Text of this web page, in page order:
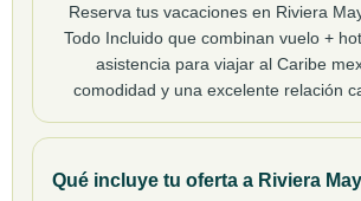
Reserva tus vacaciones en Riviera
Todo Incluido que combinan vuelo +
asistencia para viajar al Caribe
comodidad y una excelente relación
Qué incluye tu oferta a Riviera